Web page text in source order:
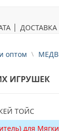
ДОСТАВКА
оптом
ИГРУШЕК
ТОЙС
для